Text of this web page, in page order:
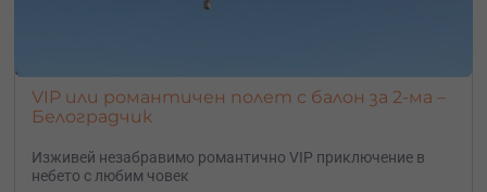
VIP или романтичен полет с балон за 2-ма –
Белоградчик
Изживей незабравимо романтично VIP приключение в
небето с любим човек